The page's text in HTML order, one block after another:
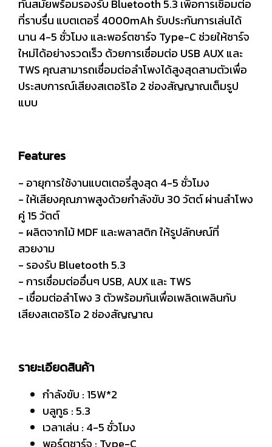
ทันสมัยพร้อมรองรับ Bluetooth 5.3 เพื่อการเชื่อมต่อ
ที่ราบรื่น แบตเตอรี่ 4000mAh รับประกันการเล่นได้
นาน 4-5 ชั่วโมง และพอร์ตชาร์จ Type-C ช่วยให้ชาร์จ
ใหม่ได้อย่างรวดเร็ว ด้วยการเชื่อมต่อ USB AUX และ
TWS คุณสามารถเชื่อมต่อลำโพงได้สูงสุดสามตัวเพื่อ
ประสบการณ์เสียงสเตอริโอ 2 ช่องสัญญาณเต็มรูป
แบบ
Features
- อายุการใช้งานแบตเตอรี่สูงสุด 4-5 ชั่วโมง
- ให้เสียงคุณภาพสูงด้วยกำลังขับ 30 วัตต์ ผ่านลำโพง
คู่ 15 วัตต์
- ผลิตจากไม้ MDF และพลาสติก ให้รูปลักษณ์ที่
สวยงาม
- รองรับ Bluetooth 5.3
- การเชื่อมต่ออื่นๆ USB, AUX และ TWS
- เชื่อมต่อลำโพง 3 ตัวพร้อมกันเพื่อเพลิดเพลินกับ
เสียงสเตอริโอ 2 ช่องสัญญาณ
รายะเอียดสินค้า
กำลังขับ : 15W*2
บลูทูธ : 5.3
เวลาเล่น : 4-5 ชั่วโมง
พอร์ตชาร์จ : Type-C